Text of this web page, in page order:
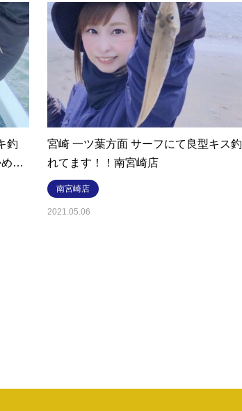
釣
め…
宮崎 一ツ葉方面 サーフにて良型キス釣
れてます！！南宮崎店
南宮崎店
2021.05.06